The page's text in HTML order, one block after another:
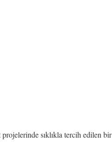
projelerinde sıklıkla tercih edilen bir